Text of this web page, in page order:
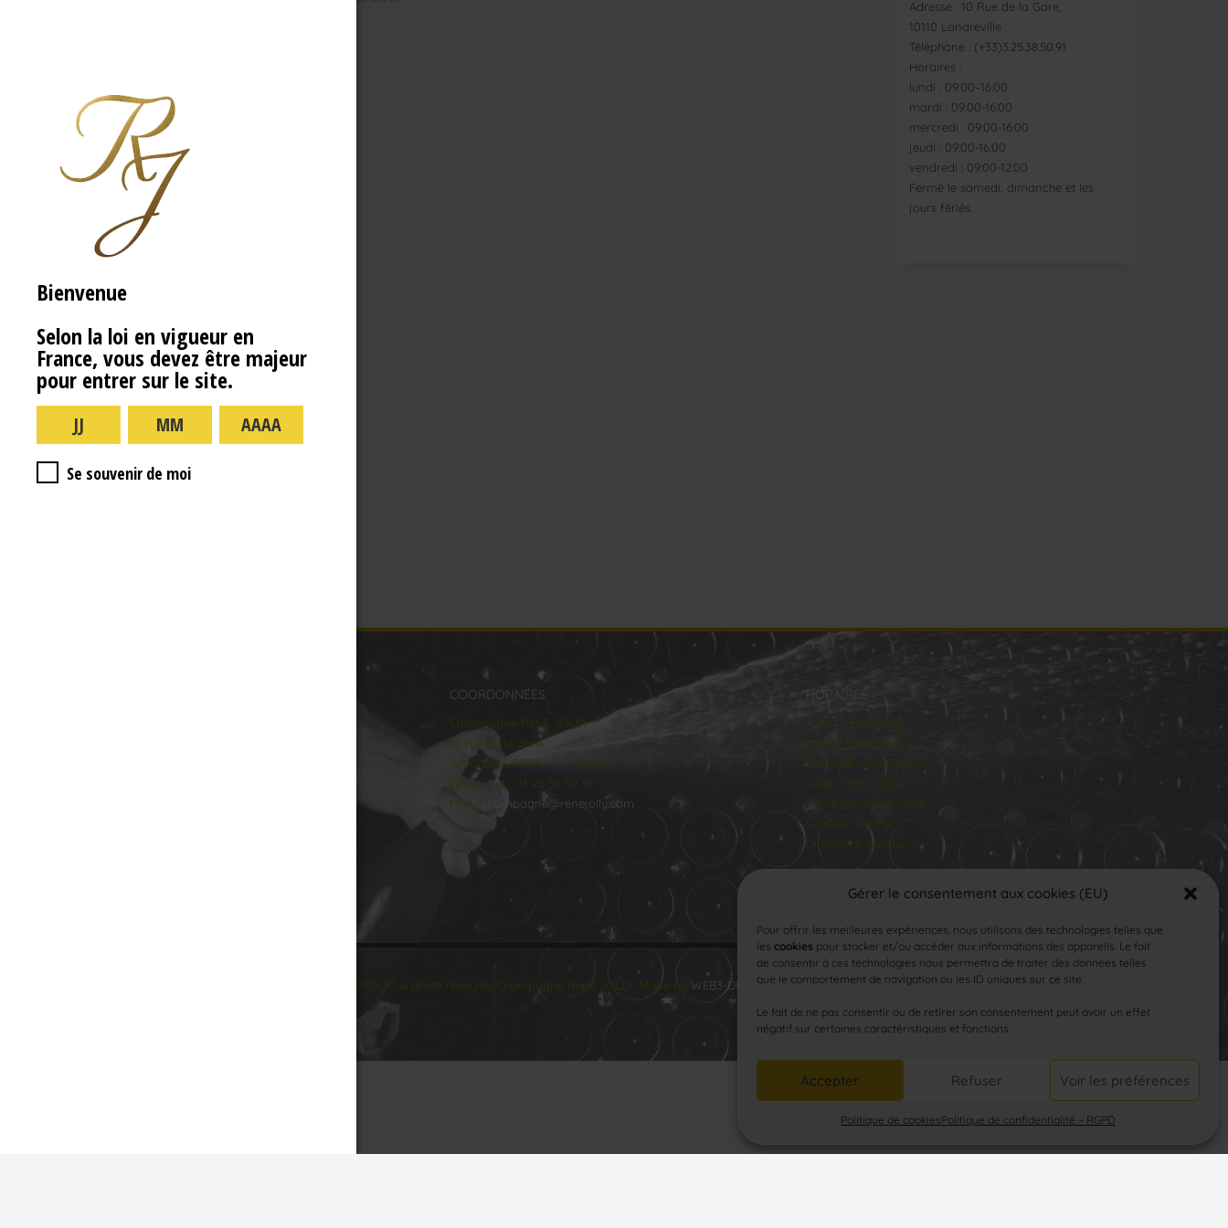
Gérer le consentement aux cookies (EU)
Pour offrir les meilleures expériences, nous utilisons des technologies telles que
les cookies pour stocker et/ou accéder aux informations des appareils. Le fait
de consentir à ces technologies nous permettra de traiter des données telles
que le comportement de navigation ou les ID uniques sur ce site.
Le fait de ne pas consentir ou de retirer son consentement peut avoir un effet
négatif sur certaines caractéristiques et fonctions.
Accepter Refuser Voir les préférences
Politique de cookiesPolitique de confidentialité – RGPD
Adresse : 10 Rue de la Gare,
10110 Landreville
Téléphone : (+33)3.25.38.50.91
Horaires :
lundi : 09:00–16:00
mardi : 09:00-16:00
mercredi : 09:00-16:00
jeudi : 09:00-16:00
vendredi : 09:00-12:00
Fermé le samedi, dimanche et les
jours fériés.
COORDONNÉES
Champagne RENE JOLLY
10 rue de la gare
10110 LANDREVILLE - FRANCE
Téléphone : 03 25 38 50 91
Mail :
champagne@renejolly.com
HORAIRES
lundi : 09:00–16:00
Mardi : 09:00-16:00
Mercredi : 09:00-16:00
Jeudi : 09:00-16:00
Vendredi : 09:00-12:00
Samedi : Fermé
Dimanche : Fermé
© 2007 Tous droits réservés Champagne René JOLLY. Made by WEB3-DESIGN.
Bienvenue
Selon la loi en vigueur en
France, vous devez être majeur
pour entrer sur le site.
Se souvenir de moi